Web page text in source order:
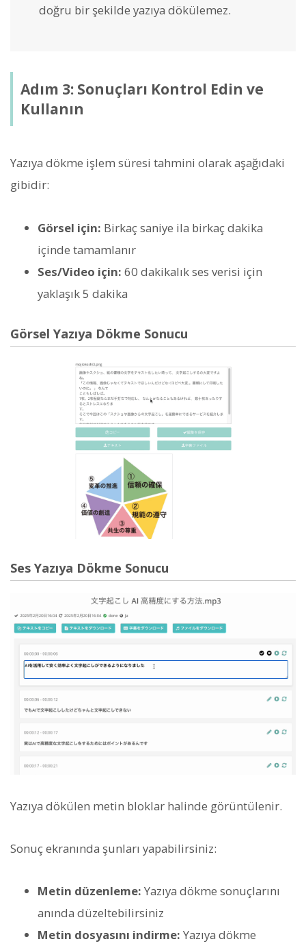
doğru bir şekilde yazıya dökülemez.
Adım 3: Sonuçları Kontrol Edin ve
Kullanın
Yazıya dökme işlem süresi tahmini olarak aşağıdaki
gibidir:
Görsel için: Birkaç saniye ila birkaç dakika
içinde tamamlanır
Ses/Video için: 60 dakikalık ses verisi için
yaklaşık 5 dakika
Görsel Yazıya Dökme Sonucu
Ses Yazıya Dökme Sonucu
Yazıya dökülen metin bloklar halinde görüntülenir.
Sonuç ekranında şunları yapabilirsiniz:
Metin düzenleme: Yazıya dökme sonuçlarını
anında düzeltebilirsiniz
Metin dosyasını indirme: Yazıya dökme